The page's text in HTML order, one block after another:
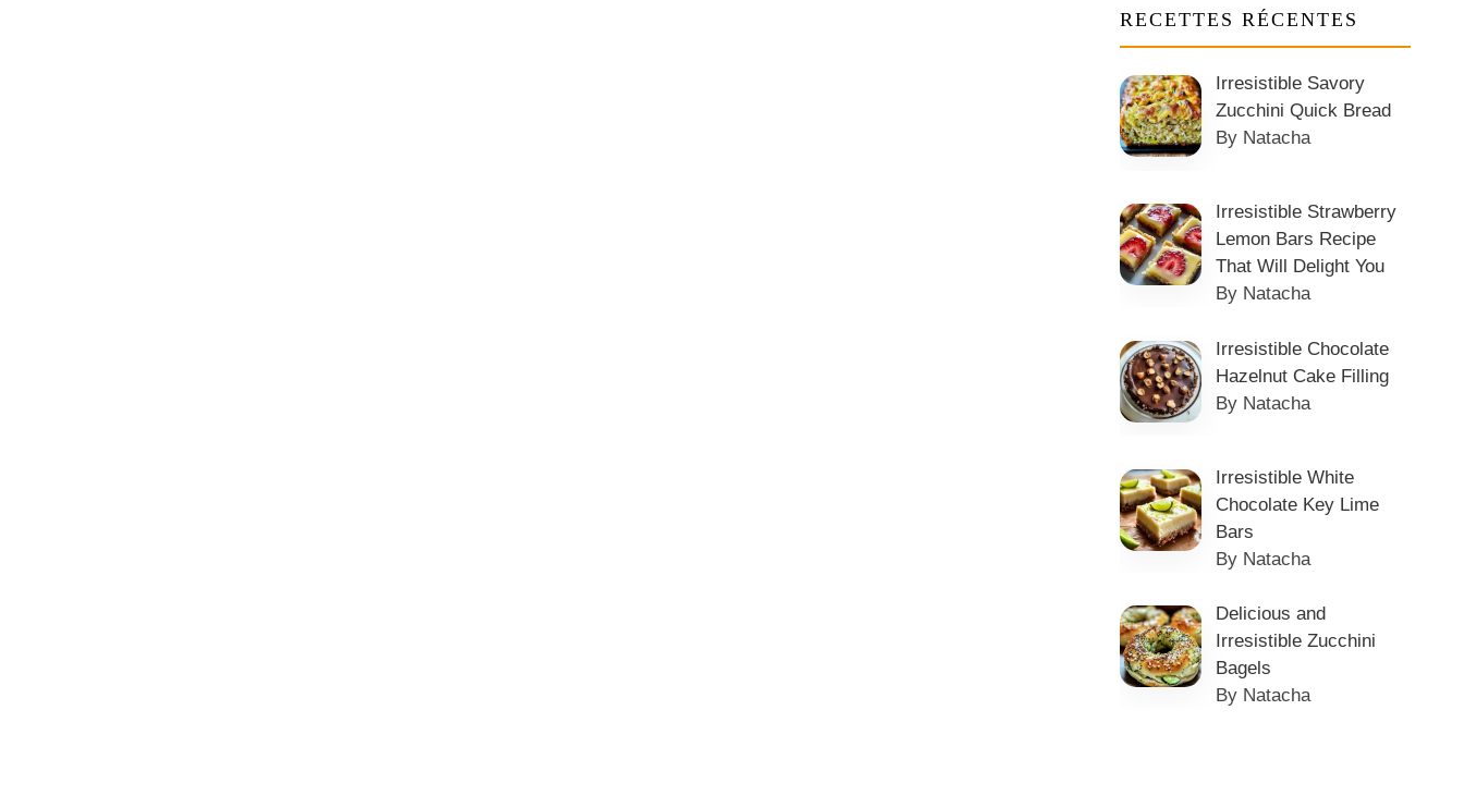
RECETTES RÉCENTES
Irresistible Savory
Zucchini Quick Bread
By Natacha
Irresistible Strawberry
Lemon Bars Recipe
That Will Delight You
By Natacha
Irresistible Chocolate
Hazelnut Cake Filling
By Natacha
Irresistible White
Chocolate Key Lime
Bars
By Natacha
Delicious and
Irresistible Zucchini
Bagels
By Natacha